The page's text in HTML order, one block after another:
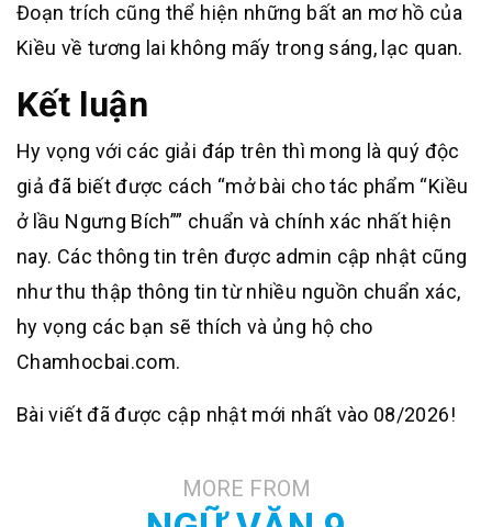
Đoạn trích cũng thể hiện những bất an mơ hồ của
Kiều về tương lai không mấy trong sáng, lạc quan.
Kết luận
Hy vọng với các giải đáp trên thì mong là quý độc
giả đã biết được cách “mở bài cho tác phẩm “Kiều
ở lầu Ngưng Bích”” chuẩn và chính xác nhất hiện
nay. Các thông tin trên được admin cập nhật cũng
như thu thập thông tin từ nhiều nguồn chuẩn xác,
hy vọng các bạn sẽ thích và ủng hộ cho
Chamhocbai.com.
Bài viết đã được cập nhật mới nhất vào 08/2026!
MORE FROM